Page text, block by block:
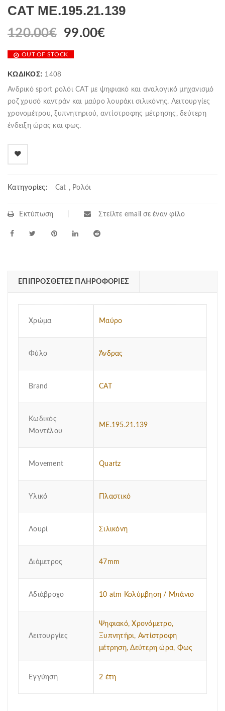
CAT ME.195.21.139
120.00€ 99.00€
OUT OF STOCK
ΚΩΔΙΚΌΣ: 1408
Ανδρικό sport ρολόι CAT με ψηφιακό και αναλογικό μηχανισμό
ροζ χρυσό καντράν και μαύρο λουράκι σιλικόνης. Λειτουργίες
χρονομέτρου, ξυπνητηριού, αντίστροφης μέτρησης, δεύτερη
ένδειξη ώρας και φως.
Κατηγορίες: Cat , Ρολόι
Εκτύπωση Στείλτε email σε έναν φίλο
ΕΠΙΠΡΌΣΘΕΤΕΣ ΠΛΗΡΟΦΟΡΊΕΣ
Χρώμα Μαύρο
Φύλο Άνδρας
Brand CAT
Κωδικός
Μοντέλου
ME.195.21.139
Μovement Quartz
Υλικό Πλαστικό
Λουρί Σιλικόνη
Διάμετρος 47mm
Αδιάβροχο 10 atm Κολύμβηση / Μπάνιο
Λειτουργίες
Ψηφιακό, Χρονόμετρο,
Ξυπνητήρι, Αντίστροφη
μέτρηση, Δεύτερη ώρα, Φως
Εγγύηση 2 έτη